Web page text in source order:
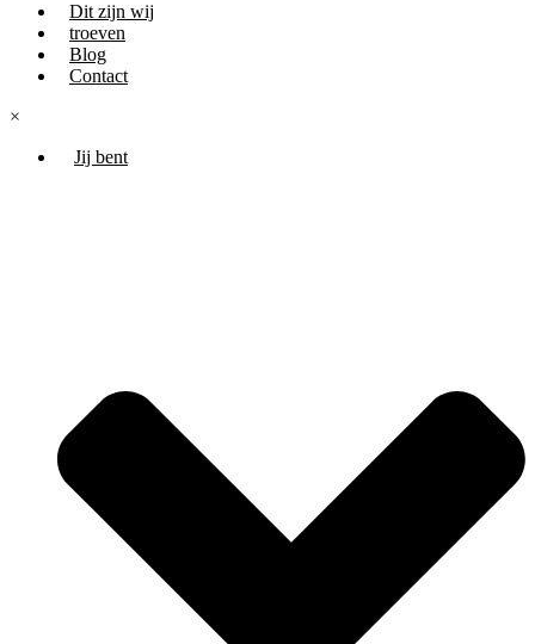
Dit zijn wij
troeven
Blog
Contact
×
Jij bent